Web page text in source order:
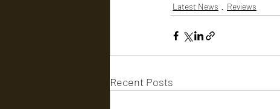
Latest News Reviews
Recent Posts